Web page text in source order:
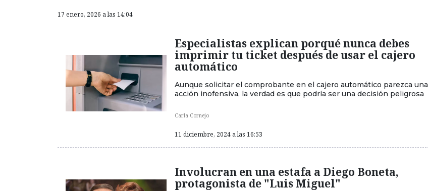
17 enero, 2026 a las 14:04
Especialistas explican porqué nunca debes
imprimir tu ticket después de usar el cajero
automático
Aunque solicitar el comprobante en el cajero automático parezca una
acción inofensiva, la verdad es que podría ser una decisión peligrosa
Carla Cornejo
11 diciembre, 2024 a las 16:53
Involucran en una estafa a Diego Boneta,
protagonista de "Luis Miguel"